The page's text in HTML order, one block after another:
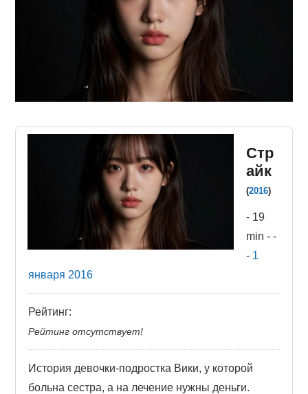
КОНТАКТЫ
Стр
айк
(2016)
- 19
min --
- 1
января 2016
Рейтинг:
Рейтинг отсутствует!
История девочки-подростка Вики, у которой
больна сестра, а на лечение нужны деньги.